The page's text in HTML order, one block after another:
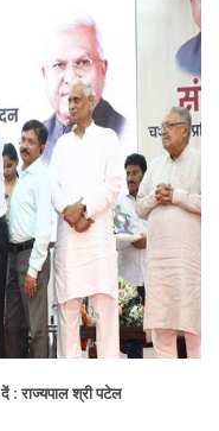
: राज्यपाल श्री पटेल